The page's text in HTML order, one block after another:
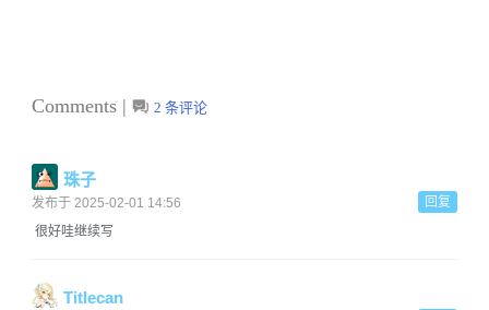
Comments | 2 条评论
珠子
回复
发布于 2025-02-01 14:56
很好哇继续写
Titlecan